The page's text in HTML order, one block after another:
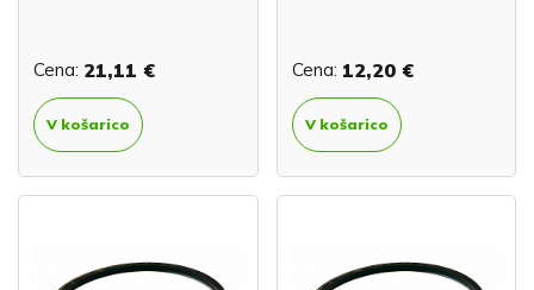
Cena: 21,11 €
V košarico
Cena: 12,20 €
V košarico